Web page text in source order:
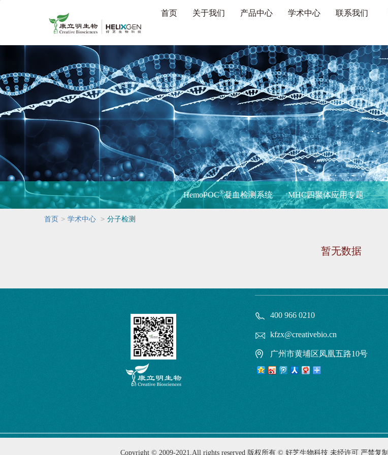
首页 关于我们 产品中心 学术中心 联系我们
HemoPOC®凝血检测系统 MHC四聚体应用专题
首页 > 学术中心 > 分子检测
暂无数据
400 966 0210
kfzx@creativebio.cn
广州市黄埔区凤凰五路10号
Copyright © 2009-2021,All rights reserved 版权所有 © 好芝生物科技 未经许可 严禁复制